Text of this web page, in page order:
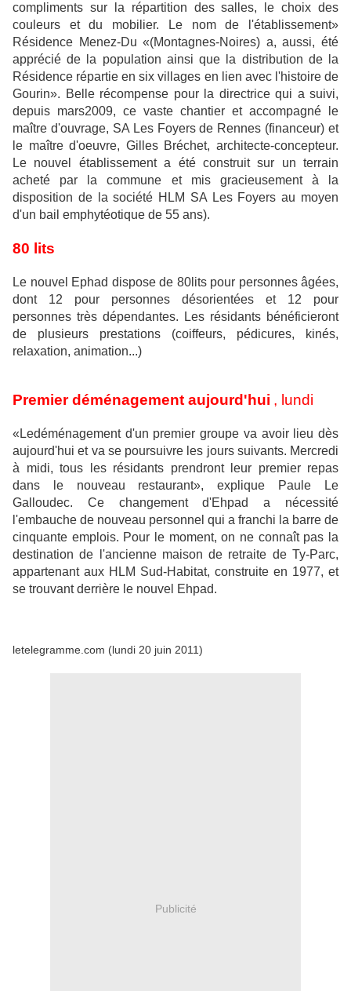
compliments sur la répartition des salles, le choix des
couleurs et du mobilier. Le nom de l'établissement»
Résidence Menez-Du «(Montagnes-Noires) a, aussi, été
apprécié de la population ainsi que la distribution de la
Résidence répartie en six villages en lien avec l'histoire de
Gourin». Belle récompense pour la directrice qui a suivi,
depuis mars2009, ce vaste chantier et accompagné le
maître d'ouvrage, SA Les Foyers de Rennes (financeur) et
le maître d'oeuvre, Gilles Bréchet, architecte-concepteur.
Le nouvel établissement a été construit sur un terrain
acheté par la commune et mis gracieusement à la
disposition de la société HLM SA Les Foyers au moyen
d'un bail emphytéotique de 55 ans).
80 lits
Le nouvel Ephad dispose de 80lits pour personnes âgées,
dont 12 pour personnes désorientées et 12 pour
personnes très dépendantes. Les résidants bénéficieront
de plusieurs prestations (coiffeurs, pédicures, kinés,
relaxation, animation...)
Premier déménagement aujourd'hui , lundi
«Ledéménagement d'un premier groupe va avoir lieu dès
aujourd'hui et va se poursuivre les jours suivants. Mercredi
à midi, tous les résidants prendront leur premier repas
dans le nouveau restaurant», explique Paule Le
Galloudec. Ce changement d'Ehpad a nécessité
l'embauche de nouveau personnel qui a franchi la barre de
cinquante emplois. Pour le moment, on ne connaît pas la
destination de l'ancienne maison de retraite de Ty-Parc,
appartenant aux HLM Sud-Habitat, construite en 1977, et
se trouvant derrière le nouvel Ehpad.
letelegramme.com (lundi 20 juin 2011)
Publicité